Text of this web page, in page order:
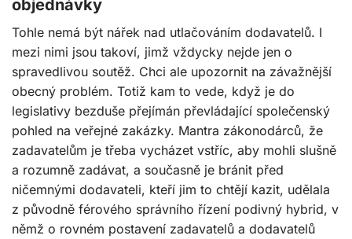
objednávky
Tohle nemá být nářek nad utlačováním dodavatelů. I
mezi nimi jsou takoví, jimž vždycky nejde jen o
spravedlivou soutěž. Chci ale upozornit na závažnější
obecný problém. Totiž kam to vede, když je do
legislativy bezduše přejímán převládající společenský
pohled na veřejné zakázky. Mantra zákonodárců, že
zadavatelům je třeba vycházet vstříc, aby mohli slušně
a rozumně zadávat, a současně je bránit před
ničemnými dodavateli, kteří jim to chtějí kazit, udělala
z původně férového správního řízení podivný hybrid, v
němž o rovném postavení zadavatelů a dodavatelů